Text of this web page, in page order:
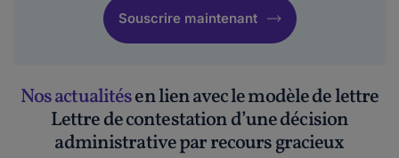
Souscrire maintenant
Nos actualitésen lien avec le modèle de lettre
Lettre de contestation d’une décision
administrative par recours gracieux